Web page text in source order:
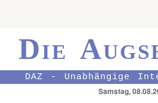
Die
DAZ - Unabhängige
Samstag,